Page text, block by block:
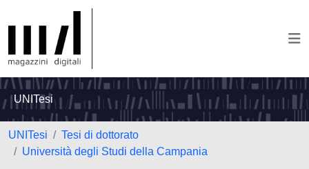
UNITesi
UNITesi
Tesi di dottorato
Università degli Studi della Campania